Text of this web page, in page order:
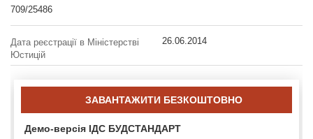
709/25486
Дата реєстрації в Міністерстві
Юстицій
26.06.2014
ЗАВАНТАЖИТИ БЕЗКОШТОВНО
Демо-версія ІДС БУДСТАНДАРТ